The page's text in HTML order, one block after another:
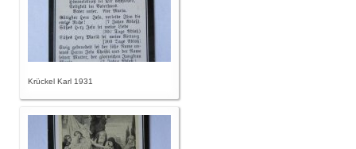
Krückel Karl 1931